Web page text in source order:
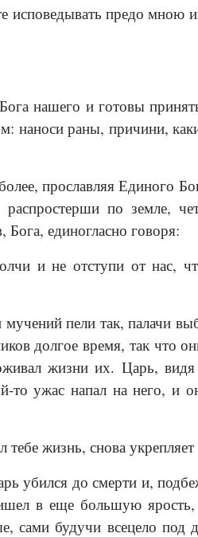
исповедывать предо мною
нашего и готовы
наноси раны, причини,
прославляя Единого
по земле,
Бога, единогласно говоря:
и не отступи от нас,
пели так, палачи
долгое время, так что
жизни их. Царь,
то ужас напал на него, и
жизнь, снова
убился до смерти и,
в еще большую
сами будучи всецело под